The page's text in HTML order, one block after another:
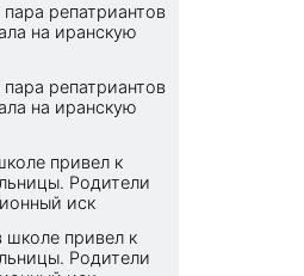
репатриантов
на иранскую
репатриантов
на иранскую
привел к
Родители
иск
школе привел к
Родители